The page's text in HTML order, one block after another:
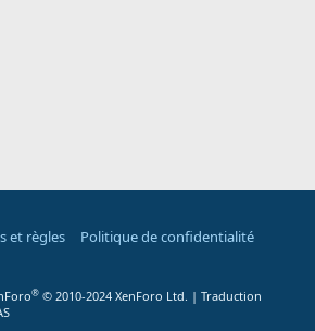
et règles
Politique de confidentialité
® © 2010-2024 XenForo Ltd. | Traduction